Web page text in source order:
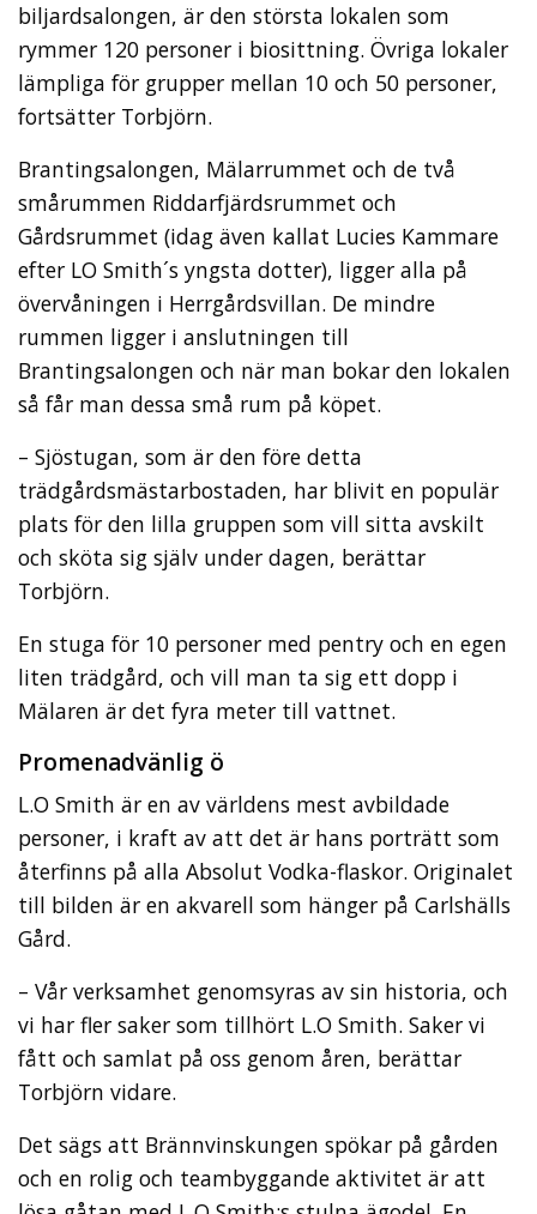
biljardsalongen, är den största lokalen som
rymmer 120 personer i biosittning. Övriga lokaler
lämpliga för grupper mellan 10 och 50 personer,
fortsätter Torbjörn.
Brantingsalongen, Mälarrummet och de två
smårummen Riddarfjärdsrummet och
Gårdsrummet (idag även kallat Lucies Kammare
efter LO Smith´s yngsta dotter), ligger alla på
övervåningen i Herrgårdsvillan. De mindre
rummen ligger i anslutningen till
Brantingsalongen och när man bokar den lokalen
så får man dessa små rum på köpet.
– Sjöstugan, som är den före detta
trädgårdsmästarbostaden, har blivit en populär
plats för den lilla gruppen som vill sitta avskilt
och sköta sig själv under dagen, berättar
Torbjörn.
En stuga för 10 personer med pentry och en egen
liten trädgård, och vill man ta sig ett dopp i
Mälaren är det fyra meter till vattnet.
Promenadvänlig ö
L.O Smith är en av världens mest avbildade
personer, i kraft av att det är hans porträtt som
återfinns på alla Absolut Vodka-flaskor. Originalet
till bilden är en akvarell som hänger på Carlshälls
Gård.
– Vår verksamhet genomsyras av sin historia, och
vi har fler saker som tillhört L.O Smith. Saker vi
fått och samlat på oss genom åren, berättar
Torbjörn vidare.
Det sägs att Brännvinskungen spökar på gården
och en rolig och teambyggande aktivitet är att